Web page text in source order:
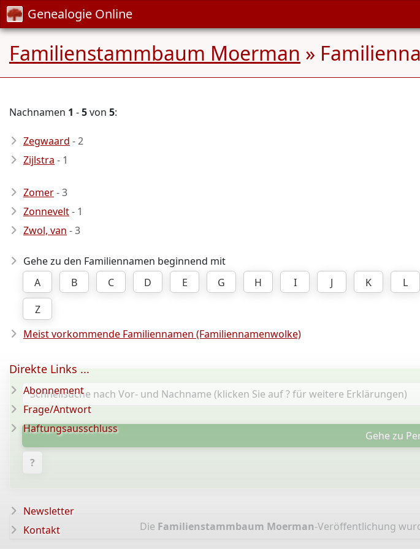
Genealogie Online
Familienstammbaum Moerman »
Nachnamen 1 -5von 5:
Zegwaard - 2
Zijlstra - 1
Zomer- 3
Zonnevelt- 1
Zwol, van - 3
Gehe zu den Familiennamen beginnend mit
A
B C D E G H I J K L
Z
Meist vorkommende Familiennamen (Familiennamenwolke)
Gehe zu
?
Die Familienstammbaum Moerman-Veröffentlichung
Direkte Links ...
Abonnement
Frage/Antwort
Haftungsausschluss
Newsletter
Kontakt